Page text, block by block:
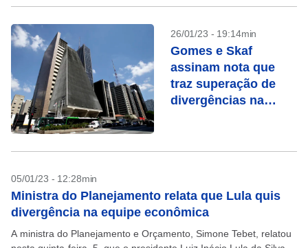
26/01/23 - 19:14min
Gomes e Skaf
assinam nota que
traz superação de
divergências na
05/01/23 - 12:28min
Ministra do Planejamento relata que Lula quis
divergência na equipe econômica
A ministra do Planejamento e Orçamento, Simone Tebet, relatou